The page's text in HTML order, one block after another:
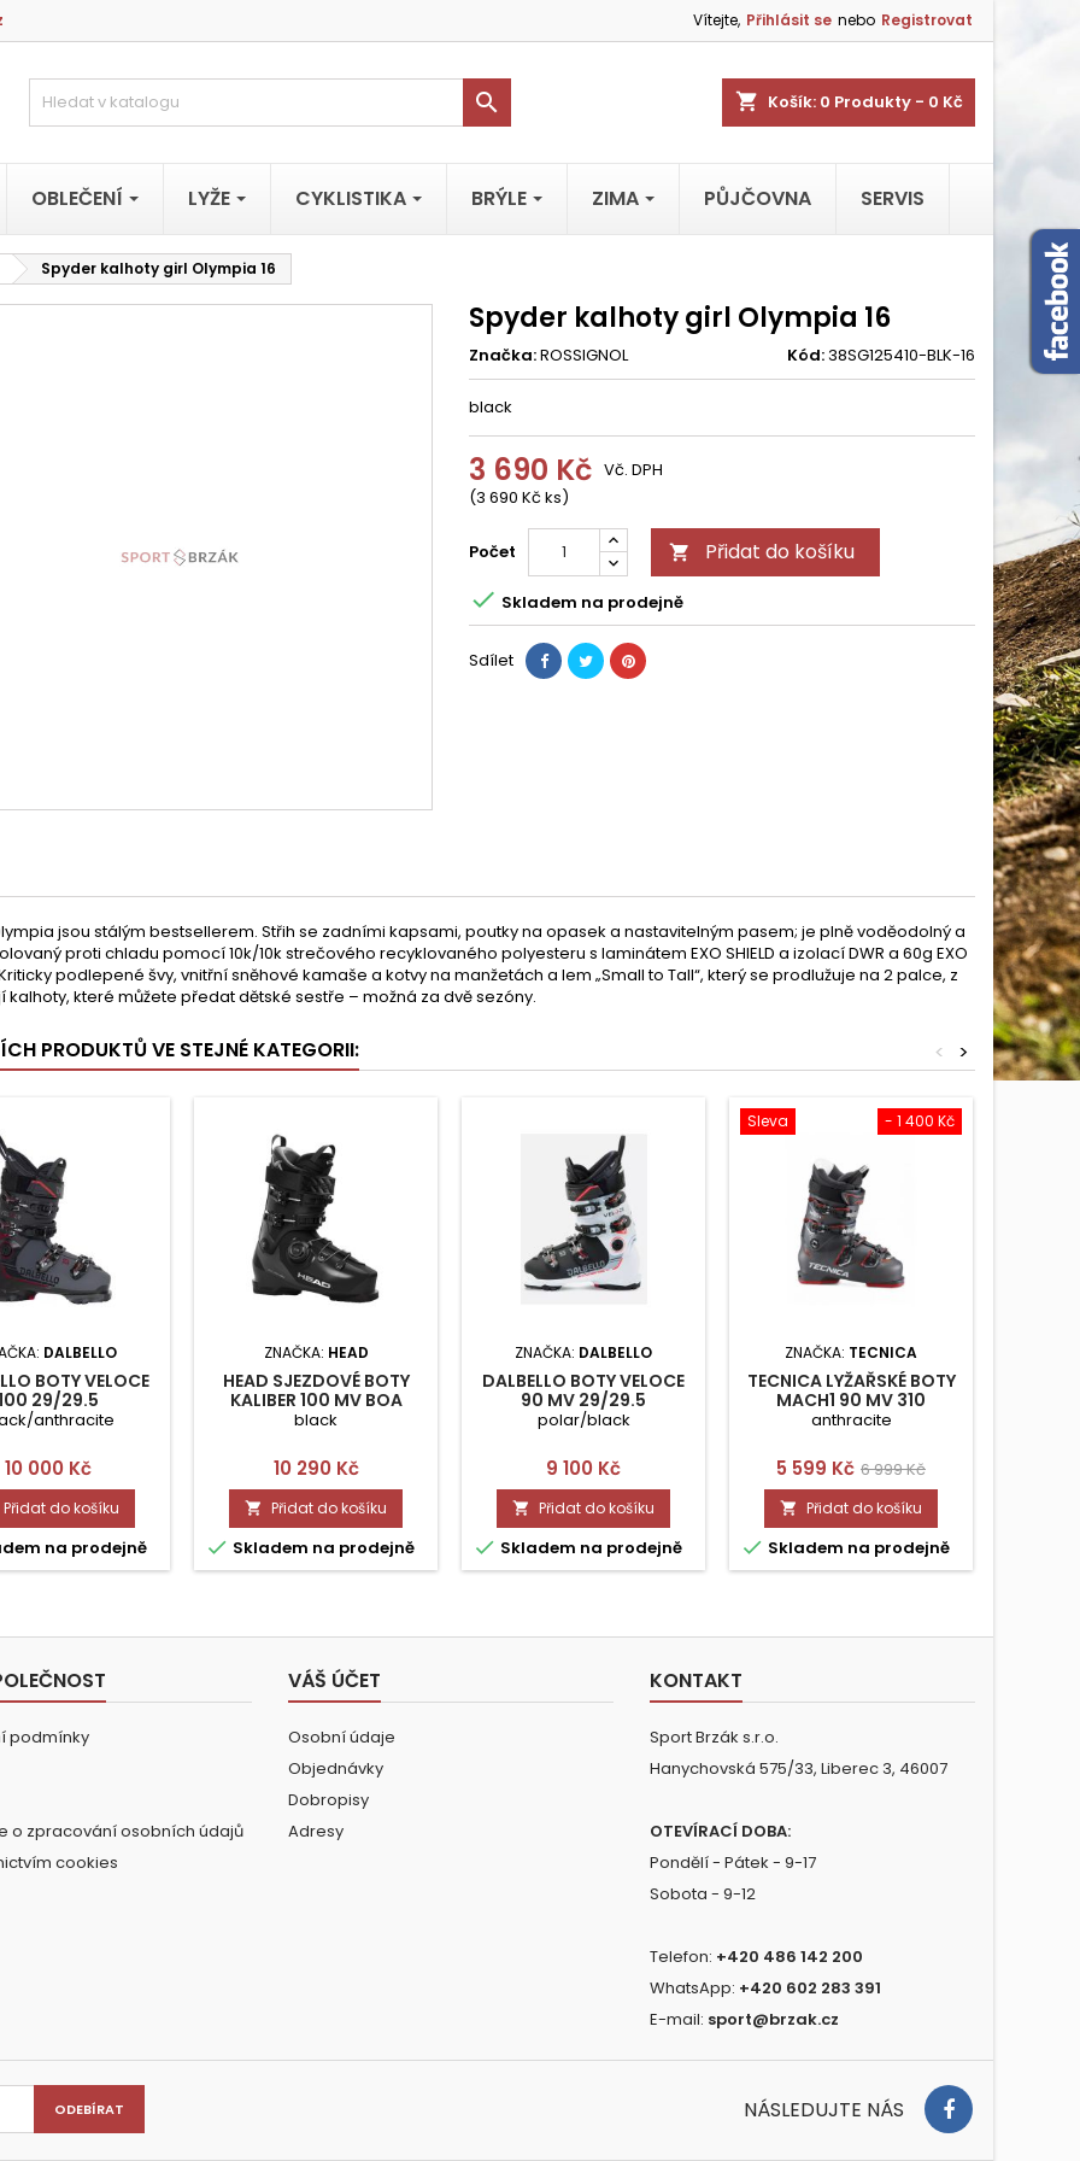
Vítejte, Přihlásit se nebo Registrovat
shopping_cart Košík: 0 Produkty - 0 Kč

OBLEČENÍ LYŽE CYKLISTIKA BRÝLE ZIMA PŮJČOVNA SERVIS
Spyder kalhoty girl Olympia 16
Spyder kalhoty girl Olympia 16
Značka:ROSSIGNOL Kód:38SG125410-BLK-16
black
3 690 Kč
(3 690 Kč ks)
Vč. DPH
Počet  Přidat do košíku
 Skladem na prodejně
Sdílet
jsou stálým bestsellerem. Střih se zadními kapsami, poutky na opasek a nastavitelným pasem; je plně voděodolný a
proti chladu pomocí 10k/10k strečového recyklovaného polyesteru s laminátem EXO SHIELD a izolací DWR a 60g EXO
Kriticky podlepené švy, vnitřní sněhové kamaše a kotvy na manžetách a lem „Small to Tall“, který se prodlužuje na 2 palce, z
kalhoty, které můžete předat dětské sestře – možná za dvě sezóny.
PRODUKTŮ VE STEJNÉ KATEGORII: >
<
DALBELLO
BOTY VELOCE
29/29.5
anthracite
Cena
10 000 Kč
Přidat do košíku
na prodejně
ZNAČKA: HEAD
HEAD SJEZDOVÉ BOTY
KALIBER 100 MV BOA
27/27.5
black
Cena
10 290 Kč
 Přidat do košíku
 Skladem na prodejně
ZNAČKA: DALBELLO
DALBELLO BOTY VELOCE
90 MV 29/29.5
polar/black
Cena
9 100 Kč
 Přidat do košíku
 Skladem na prodejně
- 1 400 Kč
Sleva
ZNAČKA: TECNICA
TECNICA LYŽAŘSKÉ BOTY
MACH1 90 MV 310
anthracite
Cena
5 599 Kč Běžná
cena
6 999 Kč
 Přidat do košíku
 Skladem na prodejně
podmínky
o zpracování osobních údajů
cookies
VÁŠ ÚČET
Osobní údaje
Objednávky
Dobropisy
Adresy
KONTAKT
Sport Brzák s.r.o.
Hanychovská 575/33, Liberec 3, 46007
OTEVÍRACÍ DOBA:
Pondělí - Pátek - 9-17
Sobota - 9-12
Telefon: +420 486 142 200
WhatsApp: +420 602 283 391
E-mail: sport@brzak.cz
NÁSLEDUJTE NÁS